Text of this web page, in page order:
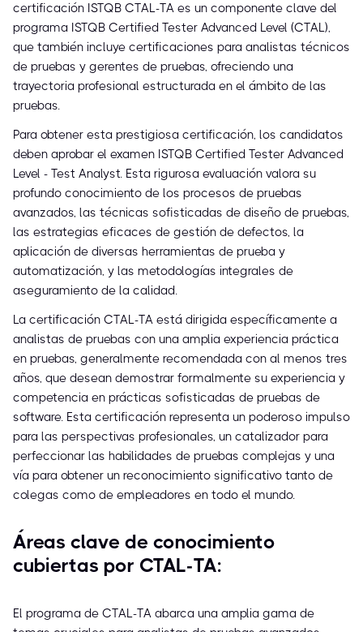
certificación ISTQB CTAL-TA es un componente clave del
programa ISTQB Certified Tester Advanced Level (CTAL),
que también incluye certificaciones para analistas técnicos
de pruebas y gerentes de pruebas, ofreciendo una
trayectoria profesional estructurada en el ámbito de las
pruebas.
Para obtener esta prestigiosa certificación, los candidatos
deben aprobar el examen ISTQB Certified Tester Advanced
Level - Test Analyst. Esta rigurosa evaluación valora su
profundo conocimiento de los procesos de pruebas
avanzados, las técnicas sofisticadas de diseño de pruebas,
las estrategias eficaces de gestión de defectos, la
aplicación de diversas herramientas de prueba y
automatización, y las metodologías integrales de
aseguramiento de la calidad.
La certificación CTAL-TA está dirigida específicamente a
analistas de pruebas con una amplia experiencia práctica
en pruebas, generalmente recomendada con al menos tres
años, que desean demostrar formalmente su experiencia y
competencia en prácticas sofisticadas de pruebas de
software. Esta certificación representa un poderoso impulso
para las perspectivas profesionales, un catalizador para
perfeccionar las habilidades de pruebas complejas y una
vía para obtener un reconocimiento significativo tanto de
colegas como de empleadores en todo el mundo.
Áreas clave de conocimiento
cubiertas por CTAL-TA:
El programa de CTAL-TA abarca una amplia gama de